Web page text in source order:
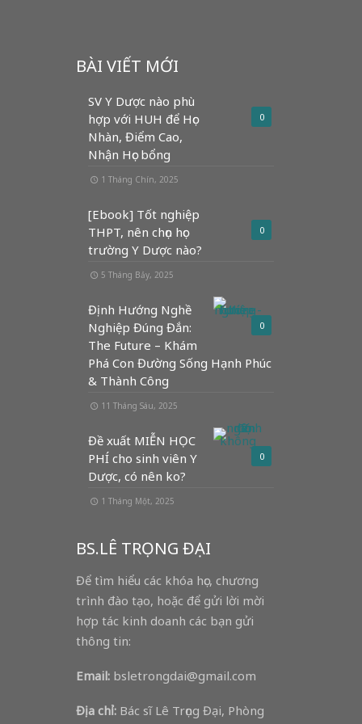
BÀI VIẾT MỚI
0
SV Y Dược nào phù
hợp với HUH để Học
Nhàn, Điểm Cao,
Nhận Học bổng
1 Tháng Chín, 2025
0
[Ebook] Tốt nghiệp
THPT, nên chọn học
trường Y Dược nào?
5 Tháng Bảy, 2025
0
Định Hướng Nghề
Nghiệp Đúng Đắn:
The Future – Khám
Phá Con Đường Sống Hạnh Phúc
& Thành Công
11 Tháng Sáu, 2025
0
Đề xuất MIỄN HỌC
PHÍ cho sinh viên Y
Dược, có nên ko?
1 Tháng Một, 2025
BS.LÊ TRỌNG ĐẠI
Để tìm hiểu các khóa học, chương
trình đào tạo, hoặc để gửi lời mời
hợp tác kinh doanh các bạn gửi
thông tin:
Email: bsletrongdai@gmail.com
Địa chỉ: Bác sĩ Lê Trọng Đại, Phòng